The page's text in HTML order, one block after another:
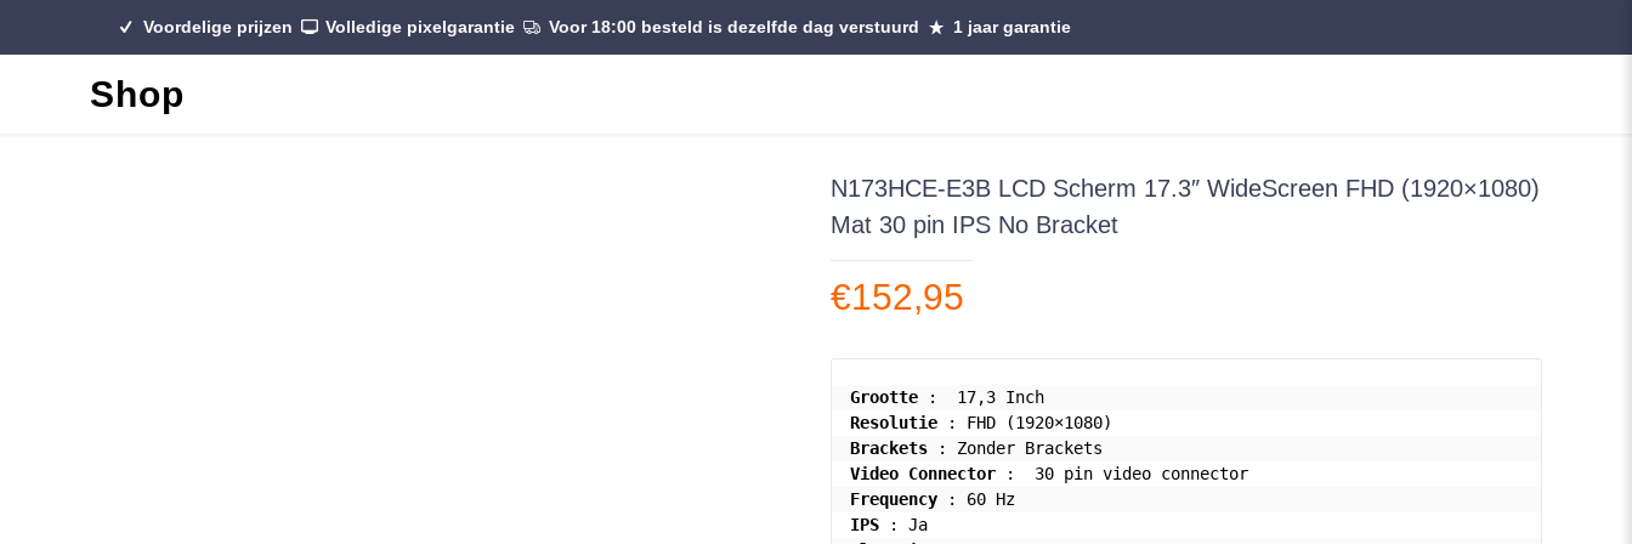
Voordelige prijzen Volledige pixelgarantie Voor 18:00 besteld is dezelfde dag verstuurd 1 jaar garantie
Shop
N173HCE-E3B LCD Scherm 17.3″ WideScreen FHD (1920×1080)
Mat 30 pin IPS No Bracket
€152,95
Grootte
Resolutie
Brackets
Video Connector
Frequency
IPS